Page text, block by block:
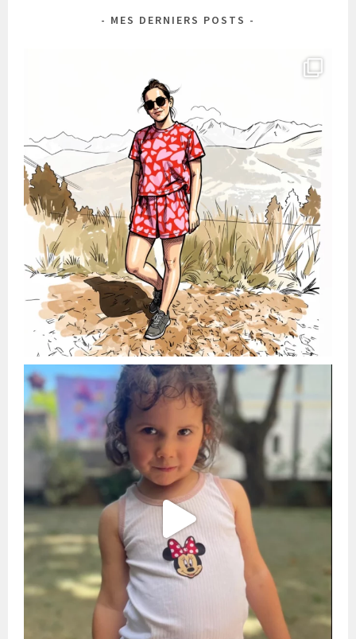
MES DERNIERS POSTS